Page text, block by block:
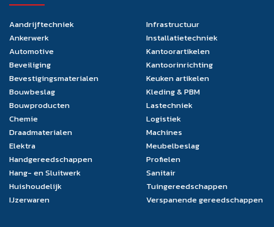
Aandrijftechniek
Ankerwerk
Automotive
Beveiliging
Bevestigingsmaterialen
Bouwbeslag
Bouwproducten
Chemie
Draadmaterialen
Elektra
Handgereedschappen
Hang- en Sluitwerk
Huishoudelijk
IJzerwaren
Infrastructuur
Installatietechniek
Kantoorartikelen
Kantoorinrichting
Keuken artikelen
Kleding & PBM
Lastechniek
Logistiek
Machines
Meubelbeslag
Profielen
Sanitair
Tuingereedschappen
Verspanende gereedschappen